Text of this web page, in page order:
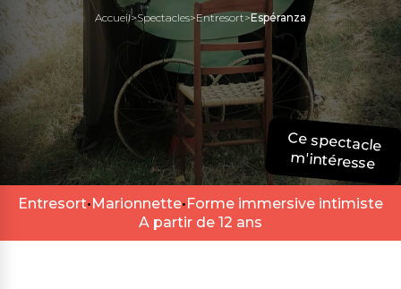
Accueil>Spectacles>Entresort>Espéranza
Entresort•Marionnette•Forme immersive intimiste
A partir de 12 ans
Ce spectacle
m'intéresse